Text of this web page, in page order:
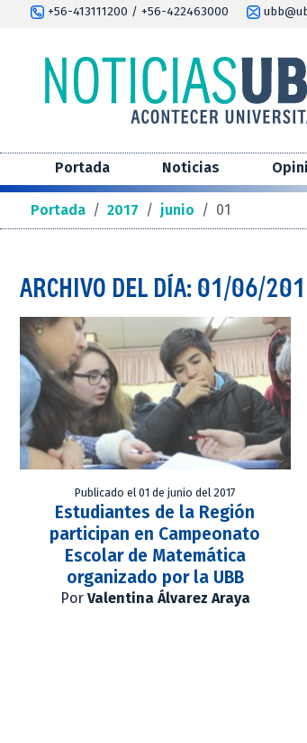
+56-413111200 / +56-422463000
Portada Noticias
Portada / 2017 / junio / 01
ARCHIVO DEL DÍA: 01/06/
Publicado el 01 de junio del 2017
Estudiantes de la Región
participan en Campeonato
Escolar de Matemática
organizado por la UBB
Por Valentina Álvarez Araya